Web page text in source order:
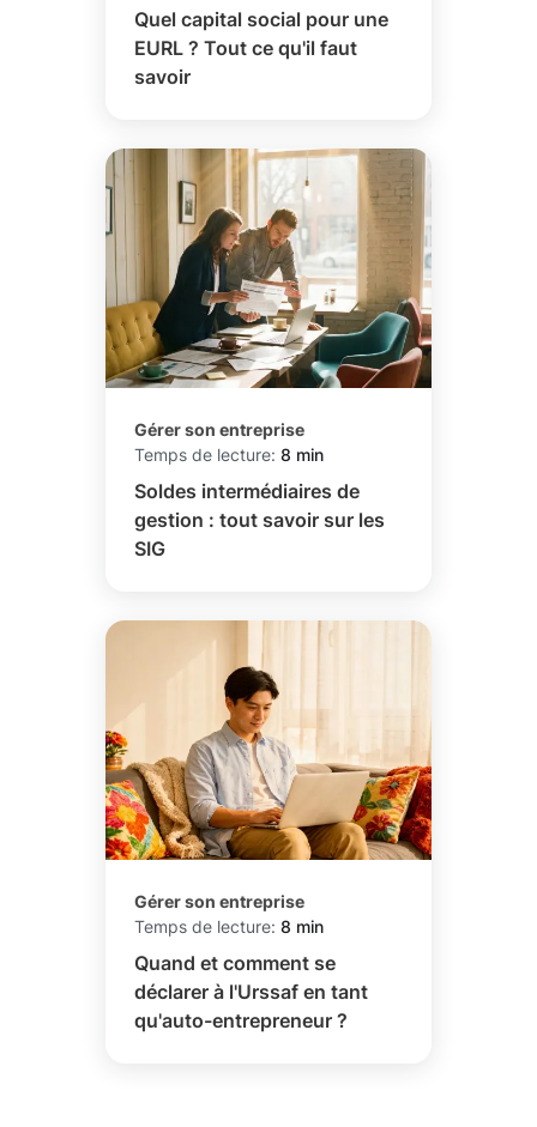
Quel capital social pour une
EURL ? Tout ce qu'il faut
savoir
Gérer son entreprise
Temps de lecture: 8 min
Soldes intermédiaires de
gestion : tout savoir sur les
SIG
Gérer son entreprise
Temps de lecture: 8 min
Quand et comment se
déclarer à l'Urssaf en tant
qu'auto-entrepreneur ?